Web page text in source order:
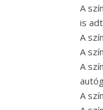
A
is
A
A
A
A